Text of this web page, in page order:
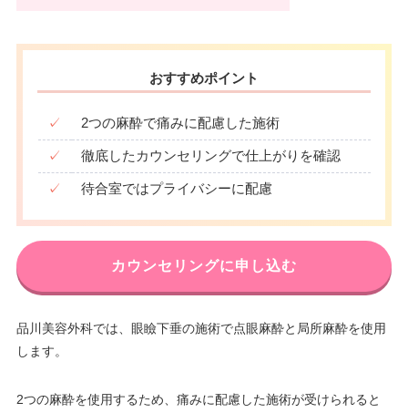
おすすめポイント
✓ 2つの麻酔で痛みに配慮した施術
✓ 徹底したカウンセリングで仕上がりを確認
✓ 待合室ではプライバシーに配慮
カウンセリングに申し込む
品川美容外科では、眼瞼下垂の施術で点眼麻酔と局所麻酔を使用
します。
2つの麻酔を使用するため、痛みに配慮した施術が受けられると